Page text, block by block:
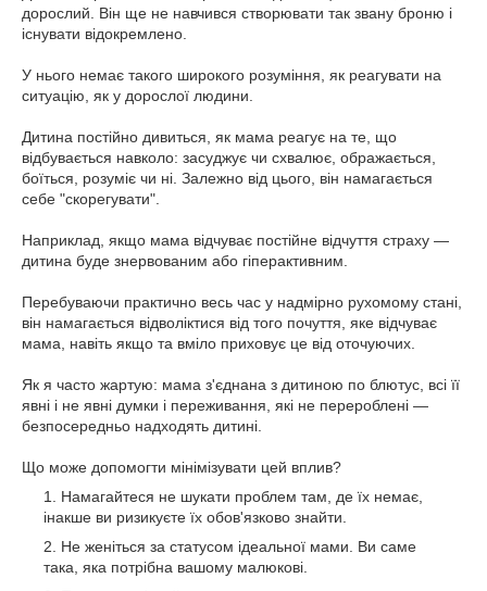
дорослий. Він ще не навчився створювати так звану броню і
існувати відокремлено.
У нього немає такого широкого розуміння, як реагувати на
ситуацію, як у дорослої людини.
Дитина постійно дивиться, як мама реагує на те, що
відбувається навколо: засуджує чи схвалює, ображається,
боїться, розуміє чи ні. Залежно від цього, він намагається
себе "скорегувати".
Наприклад, якщо мама відчуває постійне відчуття страху —
дитина буде знервованим або гіперактивним.
Перебуваючи практично весь час у надмірно рухомому стані,
він намагається відволіктися від того почуття, яке відчуває
мама, навіть якщо та вміло приховує це від оточуючих.
Як я часто жартую: мама з'єднана з дитиною по блютус, всі її
явні і не явні думки і переживання, які не перероблені —
безпосередньо надходять дитині.
Що може допомогти мінімізувати цей вплив?
Намагайтеся не шукати проблем там, де їх немає,
інакше ви ризикуєте їх обов'язково знайти.
Не женіться за статусом ідеальної мами. Ви саме
така, яка потрібна вашому малюкові.